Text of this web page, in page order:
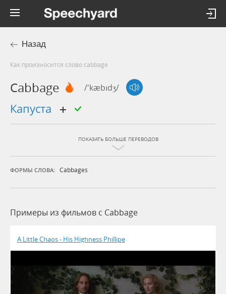
Назад
Как произносится слово cabbage
Cabbage /'kæbɪdʒ/
капуста
ПОКАЗАТЬ БОЛЬШЕ ПЕРЕВОДОВ
ФОРМЫ СЛОВА: Cabbages
Примеры из фильмов c Cabbage
A Little Chaos - His Highness Phillipe